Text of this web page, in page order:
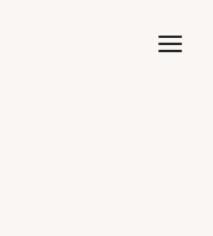
de Crédit Municipal